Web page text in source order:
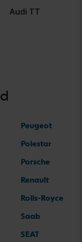
Audi TT
Peugeot
Polestar
Porsche
Renault
Rolls-Royce
Saab
SEAT